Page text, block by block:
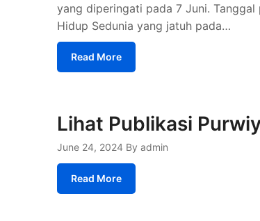
yang diperingati pada 7 Juni.
Hidup Sedunia yang jatuh pada…
Read More
Lihat Publikasi
June 24, 2024 By admin
Read More